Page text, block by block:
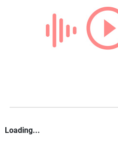
Loading...